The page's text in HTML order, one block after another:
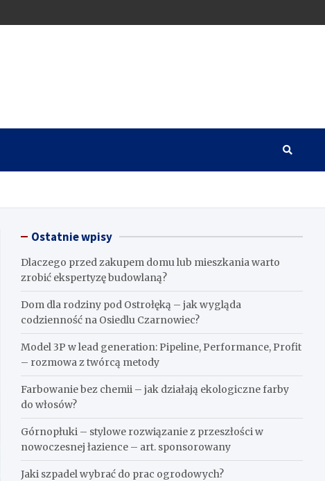
Ostatnie wpisy
Dlaczego przed zakupem domu lub mieszkania warto
zrobić ekspertyzę budowlaną?
Dom dla rodziny pod Ostrołęką – jak wygląda
codzienność na Osiedlu Czarnowiec?
Model 3P w lead generation: Pipeline, Performance, Profit
– rozmowa z twórcą metody
Farbowanie bez chemii – jak działają ekologiczne farby
do włosów?
Górnopłuki – stylowe rozwiązanie z przeszłości w
nowoczesnej łazience – art. sponsorowany
Jaki szpadel wybrać do prac ogrodowych?